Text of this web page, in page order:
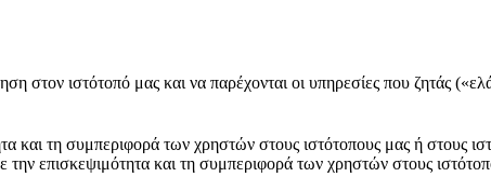
στον ιστότοπό μας και να παρέχονται οι υπηρεσίες που ζητάς
και τη συμπεριφορά των χρηστών στους ιστότοπους μας ή στους
την επισκεψιμότητα και τη συμπεριφορά των χρηστών στους